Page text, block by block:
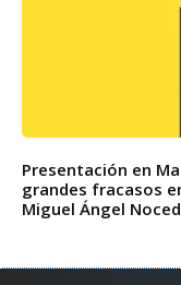
Presentación en
grandes fracasos
Miguel Ángel